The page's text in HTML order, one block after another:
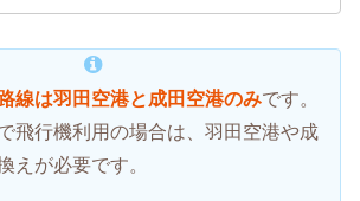
線は羽田空港と成田空港のみです。
飛行機利用の場合は、羽田空港や成
えが必要です。